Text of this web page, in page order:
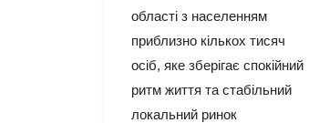
області з населенням
приблизно кількох тисяч
осіб, яке зберігає спокійний
ритм життя та стабільний
локальний ринок